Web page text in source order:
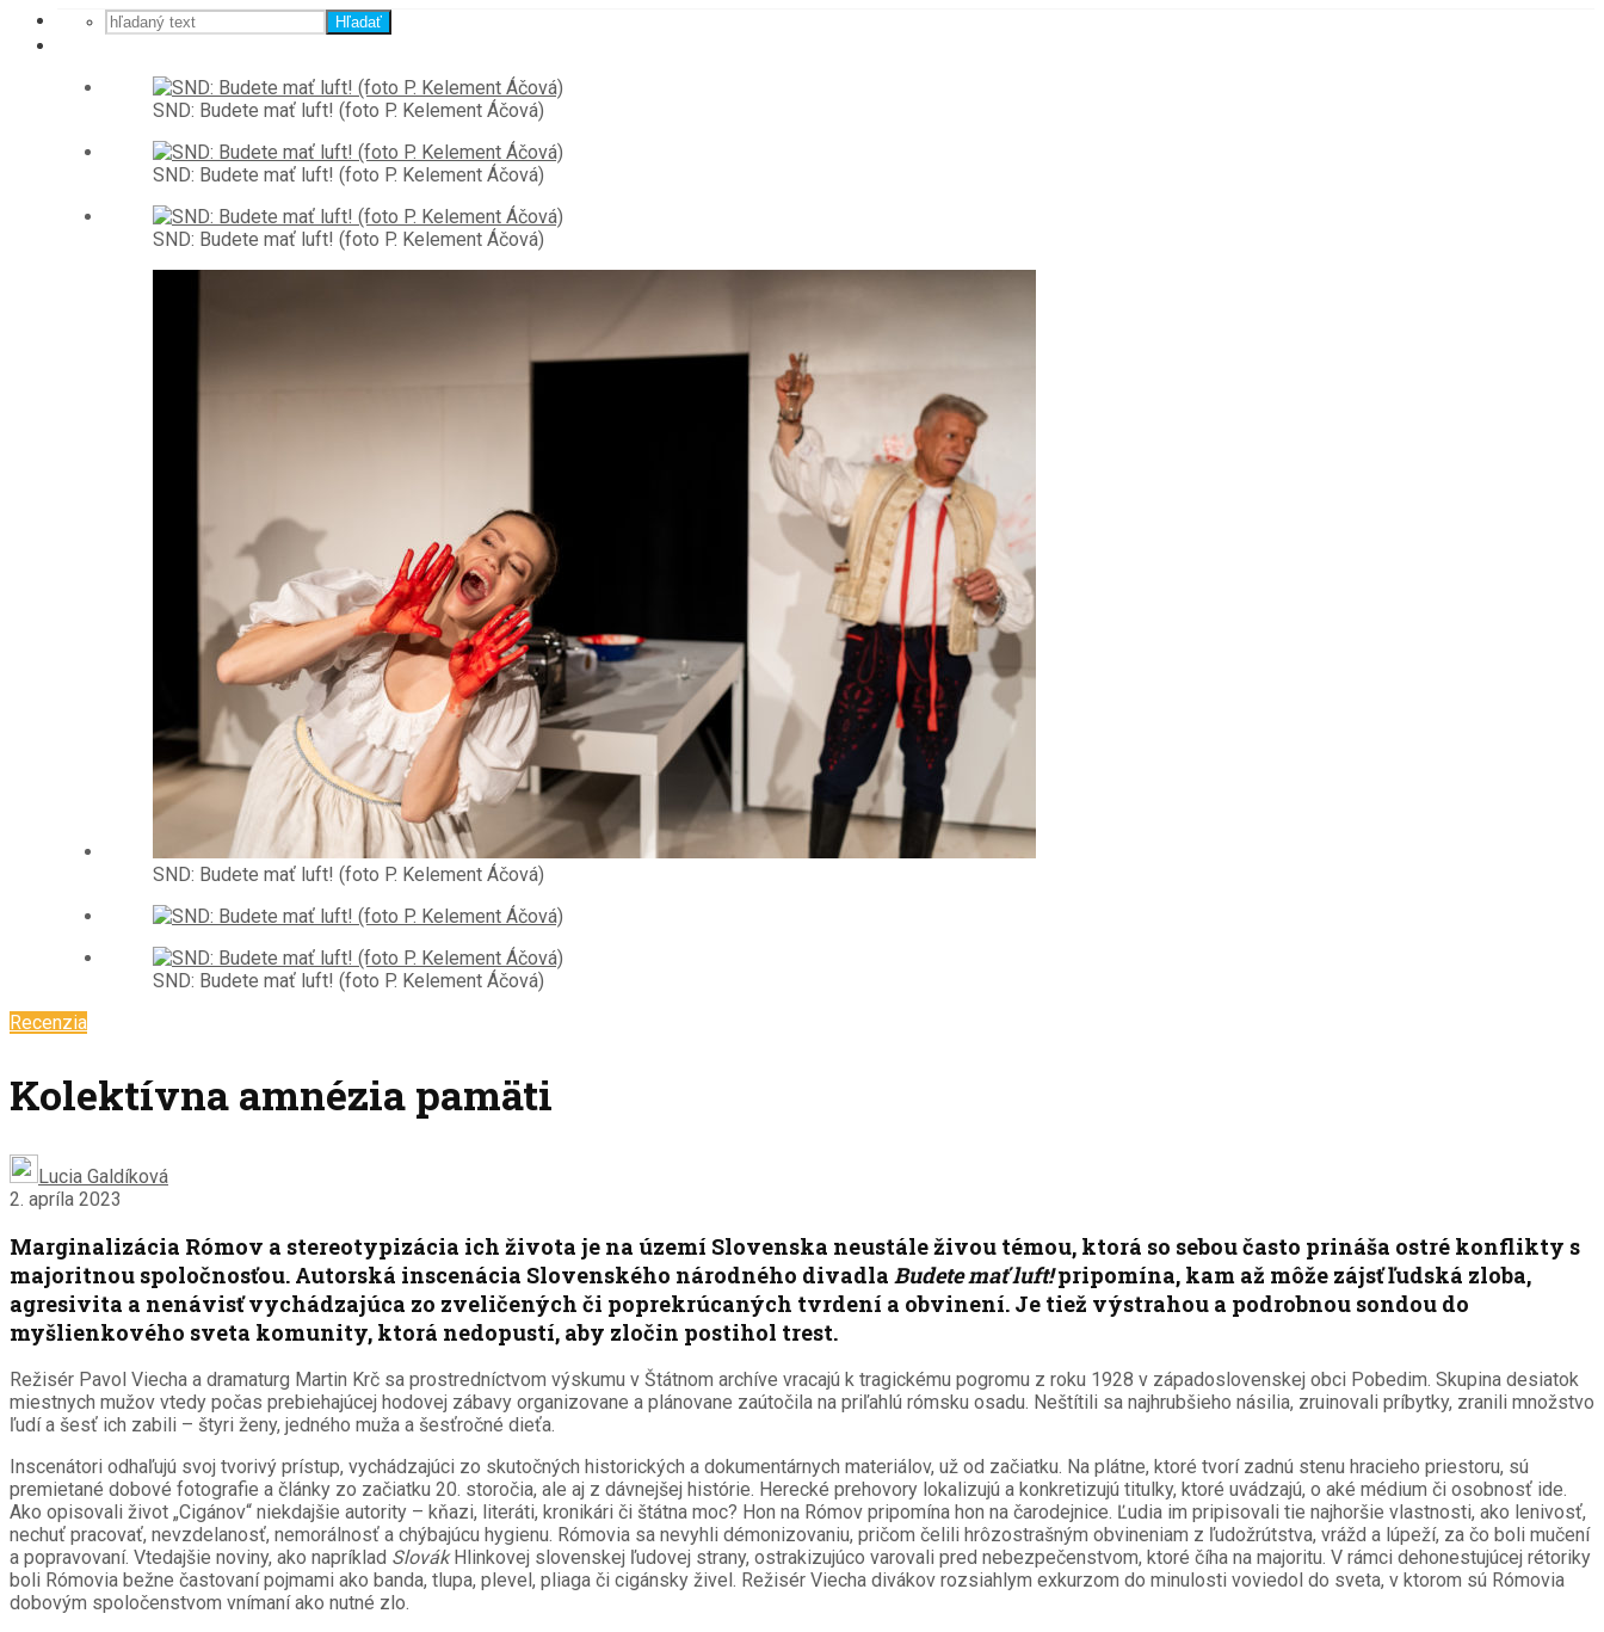
Hľadať
SND: Budete mať luft! (foto P. Kelement Áčová)
SND: Budete mať luft! (foto P. Kelement Áčová)
SND: Budete mať luft! (foto P. Kelement Áčová)
SND: Budete mať luft! (foto P. Kelement Áčová)
SND: Budete mať luft! (foto P. Kelement Áčová)
Recenzia
Kolektívna amnézia pamäti
Lucia Galdíková
2. apríla 2023
Marginalizácia Rómov a stereotypizácia ich života je na území Slovenska neustále živou témou, ktorá so sebou často prináša ostré konflikty s
majoritnou spoločnosťou. Autorská inscenácia Slovenského národného divadla Budete mať luft!pripomína, kam až môže zájsť ľudská zloba,
agresivita a nenávisť vychádzajúca zo zveličených či poprekrúcaných tvrdení a obvinení. Je tiež výstrahou a podrobnou sondou do
myšlienkového sveta komunity, ktorá nedopustí, aby zločin postihol trest.
Režisér Pavol Viecha a dramaturg Martin Krč sa prostredníctvom výskumu v Štátnom archíve vracajú k tragickému pogromu z roku 1928 v západoslovenskej obci Pobedim. Skupina desiatok
miestnych mužov vtedy počas prebiehajúcej hodovej zábavy organizovane a plánovane zaútočila na priľahlú rómsku osadu. Neštítili sa najhrubšieho násilia, zruinovali príbytky, zranili množstvo
ľudí a šesť ich zabili – štyri ženy, jedného muža a šesťročné dieťa.
Inscenátori odhaľujú svoj tvorivý prístup, vychádzajúci zo skutočných historických a dokumentárnych materiálov, už od začiatku. Na plátne, ktoré tvorí zadnú stenu hracieho priestoru, sú
premietané dobové fotografie a články zo začiatku 20. storočia, ale aj z dávnejšej histórie. Herecké prehovory lokalizujú a konkretizujú titulky, ktoré uvádzajú, o aké médium či osobnosť ide.
Ako opisovali život „Cigánov“ niekdajšie autority – kňazi, literáti, kronikári či štátna moc? Hon na Rómov pripomína hon na čarodejnice. Ľudia im pripisovali tie najhoršie vlastnosti, ako lenivosť,
nechuť pracovať, nevzdelanosť, nemorálnosť a chýbajúcu hygienu. Rómovia sa nevyhli démonizovaniu, pričom čelili hrôzostrašným obvineniam z ľudožrútstva, vrážd a lúpeží, za čo boli mučení
a popravovaní. Vtedajšie noviny, ako napríklad SlovákHlinkovej slovenskej ľudovej strany, ostrakizujúco varovali pred nebezpečenstvom, ktoré číha na majoritu. V rámci dehonestujúcej rétoriky
boli Rómovia bežne častovaní pojmami ako banda, tlupa, plevel, pliaga či cigánsky živel. Režisér Viecha divákov rozsiahlym exkurzom do minulosti voviedol do sveta, v ktorom sú Rómovia
dobovým spoločenstvom vnímaní ako nutné zlo.